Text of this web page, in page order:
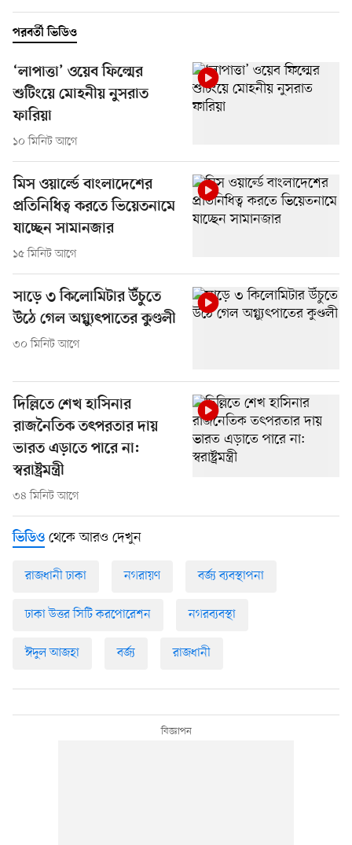
পরবর্তী ভিডিও
‘লাপাত্তা’ ওয়েব ফিল্মের
শুটিংয়ে মোহনীয় নুসরাত
ফারিয়া
১০ মিনিট আগে
মিস ওয়ার্ল্ডে বাংলাদেশের
প্রতিনিধিত্ব করতে ভিয়েতনামে
যাচ্ছেন সামানজার
১৫ মিনিট আগে
সাড়ে ৩ কিলোমিটার উঁচুতে
উঠে গেল অগ্ন্যুৎপাতের কুণ্ডলী
৩০ মিনিট আগে
দিল্লিতে শেখ হাসিনার
রাজনৈতিক তৎপরতার দায়
ভারত এড়াতে পারে না:
স্বরাষ্ট্রমন্ত্রী
৩৪ মিনিট আগে
ভিডিও থেকে আরও দেখুন
রাজধানী ঢাকা নগরায়ণ বর্জ্য ব্যবস্থাপনা
ঢাকা উত্তর সিটি করপোরেশন নগরব্যবস্থা
ঈদুল আজহা বর্জ্য রাজধানী